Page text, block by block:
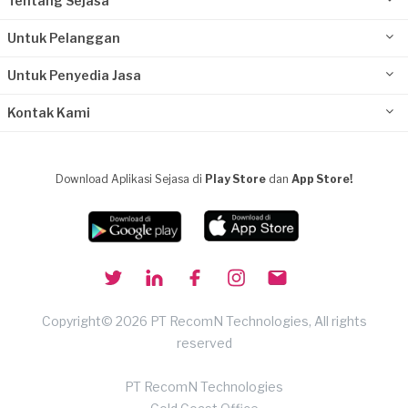
Untuk Pelanggan
Untuk Penyedia Jasa
Kontak Kami
Download Aplikasi Sejasa di Play Store dan App Store!
Copyright© 2026 PT RecomN Technologies, All rights
reserved
PT RecomN Technologies